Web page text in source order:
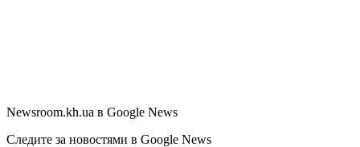
Newsroom.kh.ua в Google News
Следите за новостями в Google News